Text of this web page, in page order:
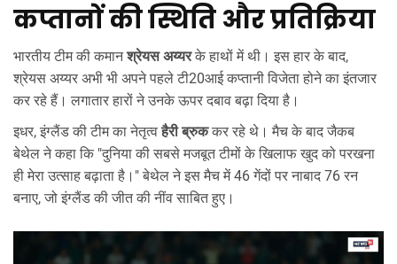
कप्तानों की स्थिति और प्रतिक्रिया
भारतीय टीम की कमानश्रेयस अय्यरके हाथों में थी। इस हार के बाद,
श्रेयस अय्यर अभी भी अपने पहले टी20आई कप्तानी विजेता होने का इंतजार
कर रहे हैं। लगातार हारों ने उनके ऊपर दबाव बढ़ा दिया है।
इधर, इंग्लैंड की टीम का नेतृत्वहैरी ब्रुककर रहे थे। मैच के बाद जैकब
बेथेल ने कहा कि "दुनिया की सबसे मजबूत टीमों के खिलाफ खुद को परखना
ही मेरा उत्साह बढ़ाता है।" बेथेल ने इस मैच में 46 गेंदों पर नाबाद 76 रन
बनाए, जो इंग्लैंड की जीत की नींव साबित हुए।